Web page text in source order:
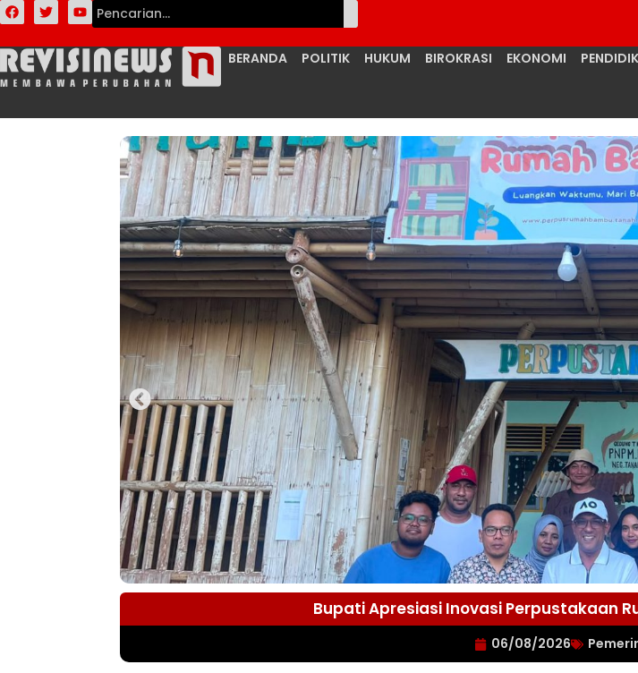
BERANDA POLITIK HUKUM BIROKRASI EKONOMI
Bupati Apresiasi Inovasi Perpustakaan
06/08/2026